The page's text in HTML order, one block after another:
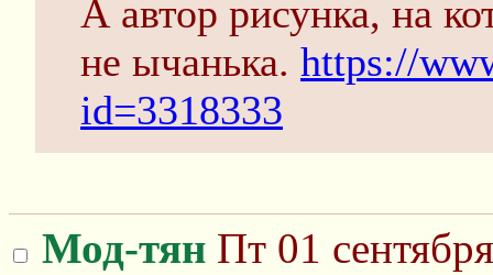
А автор рисунка, на
не ычанька. https://
id=3318333
Мод-тян Пт 01